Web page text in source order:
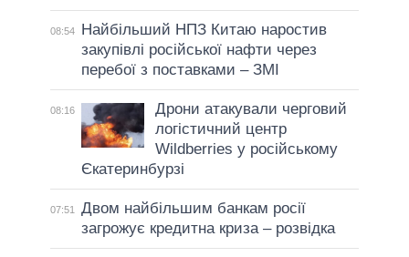
08:54
Найбільший НПЗ Китаю наростив
закупівлі російської нафти через
перебої з поставками – ЗМІ
08:16
Дрони атакували черговий
логістичний центр
Wildberries у російському
Єкатеринбурзі
07:51
Двом найбільшим банкам росії
загрожує кредитна криза – розвідка